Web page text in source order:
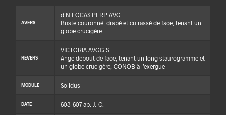
AVERS
d N FOCAS PERP AVG
Buste couronné, drapé et cuirassé de face, tenant un
globe crucigère
REVERS
VICTORIA AVGG S
Ange debout de face, tenant un long staurogramme et
un globe crucigère, CONOB à l’exergue
MODULE Solidus
DATE 603-607 ap. J.-C.